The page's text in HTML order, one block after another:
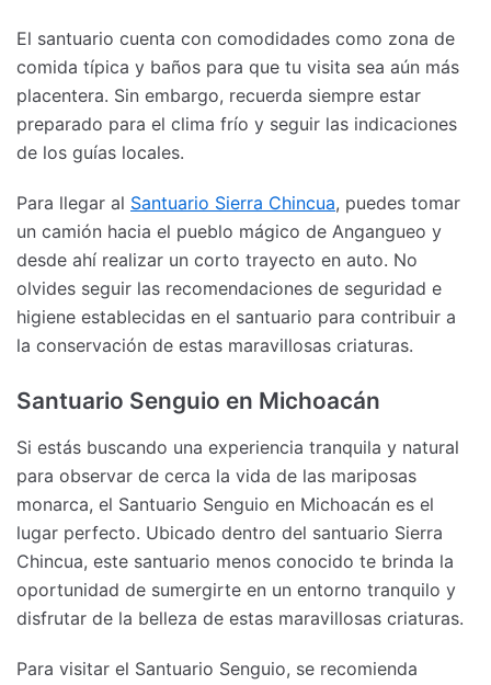
El santuario cuenta con comodidades como zona de
comida típica y baños para que tu visita sea aún más
placentera. Sin embargo, recuerda siempre estar
preparado para el clima frío y seguir las indicaciones
de los guías locales.
Para llegar al Santuario Sierra Chincua, puedes tomar
un camión hacia el pueblo mágico de Angangueo y
desde ahí realizar un corto trayecto en auto. No
olvides seguir las recomendaciones de seguridad e
higiene establecidas en el santuario para contribuir a
la conservación de estas maravillosas criaturas.
Santuario Senguio en Michoacán
Si estás buscando una experiencia tranquila y natural
para observar de cerca la vida de las mariposas
monarca, el Santuario Senguio en Michoacán es el
lugar perfecto. Ubicado dentro del santuario Sierra
Chincua, este santuario menos conocido te brinda la
oportunidad de sumergirte en un entorno tranquilo y
disfrutar de la belleza de estas maravillosas criaturas.
Para visitar el Santuario Senguio, se recomienda